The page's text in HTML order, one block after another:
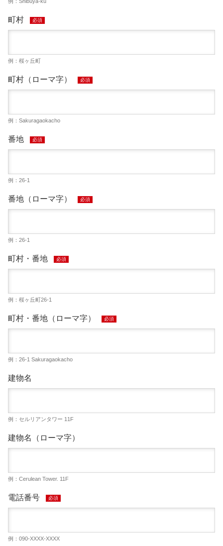
町村 必須
例：桜ヶ丘町
町村（ローマ字） 必須
例：Sakuragaokacho
番地 必須
例：26-1
番地（ローマ字） 必須
例：26-1
町村・番地 必須
例：桜ヶ丘町26-1
町村・番地（ローマ字） 必須
例：26-1 Sakuragaokacho
建物名
例：セルリアンタワー 11F
建物名（ローマ字）
例：Cerulean Tower. 11F
電話番号 必須
例：090-XXXX-XXXX